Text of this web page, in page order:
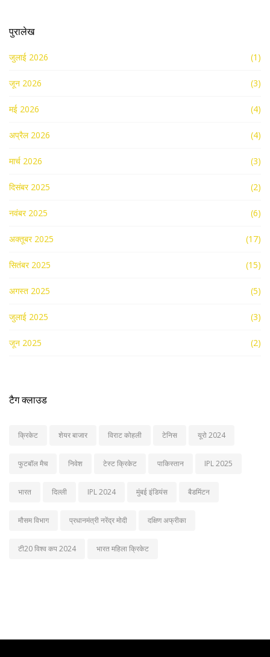
पुरालेख
जुलाई 2026 (1)
जून 2026 (3)
मई 2026 (4)
अप्रैल 2026 (4)
मार्च 2026 (3)
दिसंबर 2025 (2)
नवंबर 2025 (6)
अक्तूबर 2025 (17)
सितंबर 2025 (15)
अगस्त 2025 (5)
जुलाई 2025 (3)
जून 2025 (2)
टैग क्लाउड
क्रिकेट शेयर बाजार विराट कोहली टेनिस यूरो 2024
फुटबॉल मैच निवेश टेस्ट क्रिकेट पाकिस्तान IPL 2025
भारत दिल्ली IPL 2024 मुंबई इंडियंस बैडमिंटन
मौसम विभाग प्रधानमंत्री नरेंद्र मोदी दक्षिण अफ्रीका
टी20 विश्व कप 2024 भारत महिला क्रिकेट